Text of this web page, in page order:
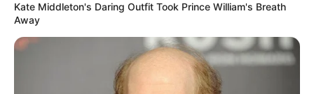
Kate Middleton's Daring Outfit Took Prince William's Breath
Away